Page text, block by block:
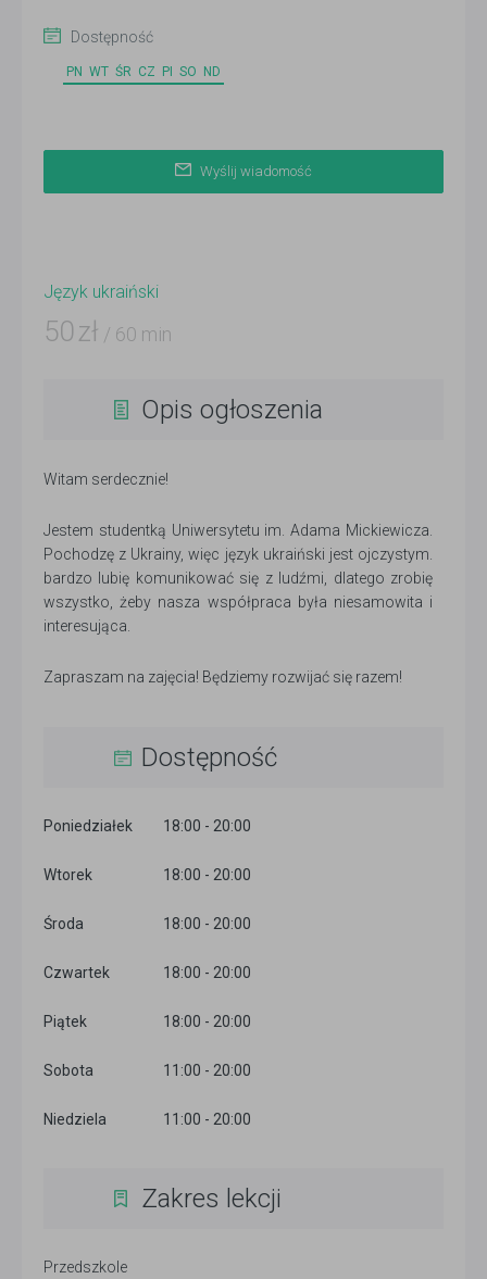
Dostępność
PN WT ŚR CZ PI SO ND
Wyślij wiadomość
Język ukraiński
50 zł / 60 min
Opis ogłoszenia
Witam serdecznie!
Jestem studentką Uniwersytetu im. Adama Mickiewicza.
Pochodzę z Ukrainy, więc język ukraiński jest ojczystym.
bardzo lubię komunikować się z ludźmi, dlatego zrobię
wszystko, żeby nasza współpraca była niesamowita i
interesująca.
Zapraszam na zajęcia! Będziemy rozwijać się razem!
Dostępność
Poniedziałek 18:00 - 20:00
Wtorek 18:00 - 20:00
Środa 18:00 - 20:00
Czwartek 18:00 - 20:00
Piątek 18:00 - 20:00
Sobota 11:00 - 20:00
Niedziela 11:00 - 20:00
Zakres lekcji
Przedszkole